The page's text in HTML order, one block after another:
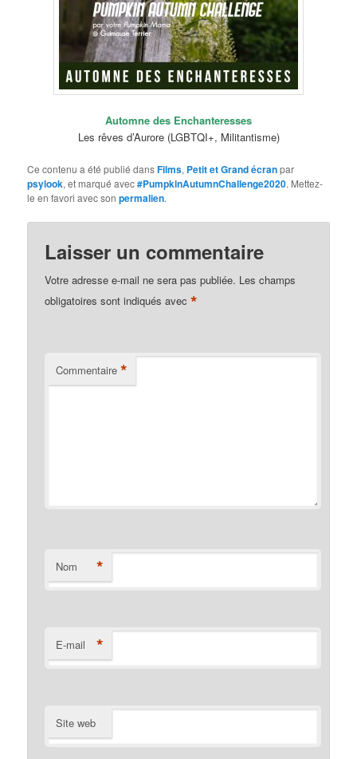
Automne des Enchanteresses
Les rêves d’Aurore (LGBTQI+, Militantisme)
Ce contenu a été publié dansFilms, Petit et Grand écranpar
psylook, et marqué avec#PumpkinAutumnChallenge2020. Mettez-
le en favori avec sonpermalien.
Laisser un commentaire
Votre adresse e-mail ne sera pas publiée. Les champs
obligatoires sont indiqués avec*
Commentaire *
Nom *
E-mail *
Site web